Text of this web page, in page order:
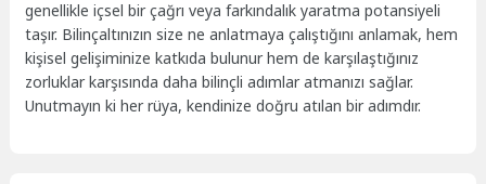
genellikle içsel bir çağrı veya farkındalık yaratma potansiyeli
taşır. Bilinçaltınızın size ne anlatmaya çalıştığını anlamak, hem
kişisel gelişiminize katkıda bulunur hem de karşılaştığınız
zorluklar karşısında daha bilinçli adımlar atmanızı sağlar.
Unutmayın ki her rüya, kendinize doğru atılan bir adımdır.